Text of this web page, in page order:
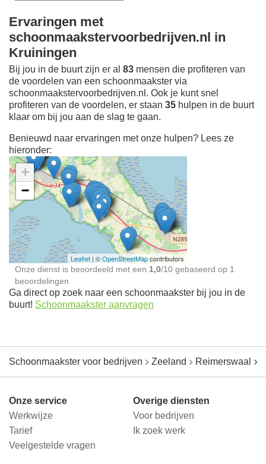
Ervaringen met
schoonmaakstervoorbedrijven.nl in
Kruiningen
Bij jou in de buurt zijn er al 83 mensen die profiteren van
de voordelen van een schoonmaakster via
schoonmaakstervoorbedrijven.nl. Ook je kunt snel
profiteren van de voordelen, er staan 35 hulpen in de buurt
klaar om bij jou aan de slag te gaan.
Benieuwd naar ervaringen met onze hulpen? Lees ze
hieronder:
Ontdek meer ervaringen
Schoonmaakster bij
jou in de buurt
+
−
Leaflet | ©OpenStreetMapcontributors
Onze dienst is beoordeeld met een 1,0/10 gebaseerd op 1
beoordelingen
Ga direct op zoek naar een schoonmaakster bij jou in de
buurt! Schoonmaakster aanvragen
Schoonmaakster voor bedrijven Zeeland Reimerswaal
Onze service
Werkwijze
Tarief
Veelgestelde vragen
Overige diensten
Voor bedrijven
Ik zoek werk